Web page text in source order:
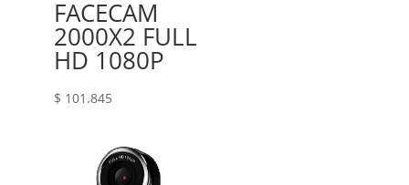
FACECAM
2000X2 FULL
HD 1080P
$ 101.845